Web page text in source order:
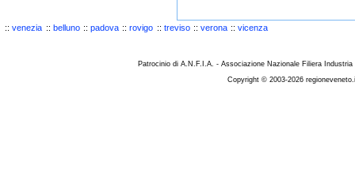
:: venezia :: belluno :: padova :: rovigo :: treviso :: verona :: vicenza
Patrocinio di A.N.F.I.A. - Associazione Nazionale Filiera
Copyright © 2003-2026